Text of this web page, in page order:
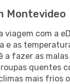
Montevideo
viagem com a
e as
a fazer as
quentes
mais frios